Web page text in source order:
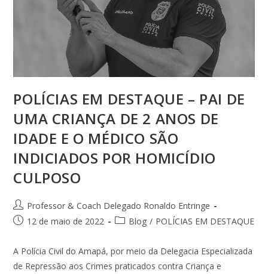
POLÍCIAS EM DESTAQUE – PAI DE
UMA CRIANÇA DE 2 ANOS DE
IDADE E O MÉDICO SÃO
INDICIADOS POR HOMICÍDIO
CULPOSO
Professor & Coach Delegado Ronaldo Entringe
12 de maio de 2022
Blog / POLÍCIAS EM DESTAQUE
A Polícia Civil do Amapá, por meio da Delegacia Especializada
de Repressão aos Crimes praticados contra Criança e